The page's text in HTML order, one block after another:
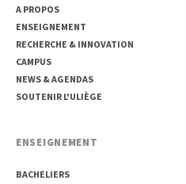
A PROPOS
ENSEIGNEMENT
RECHERCHE & INNOVATION
CAMPUS
NEWS & AGENDAS
SOUTENIR L'ULIÈGE
ENSEIGNEMENT
BACHELIERS